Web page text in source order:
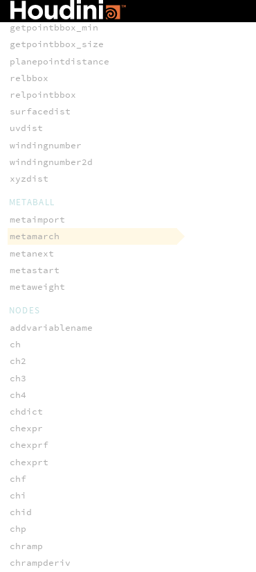
getpointbbox_max
getpointbbox_min
getpointbbox_size
planepointdistance
relbbox
relpointbbox
surfacedist
uvdist
windingnumber
windingnumber2d
xyzdist
METABALL
metaimport
metamarch
metanext
metastart
metaweight
NODES
addvariablename
ch
ch2
ch3
ch4
chdict
chexpr
chexprf
chexprt
chf
chi
chid
chp
chramp
chrampderiv